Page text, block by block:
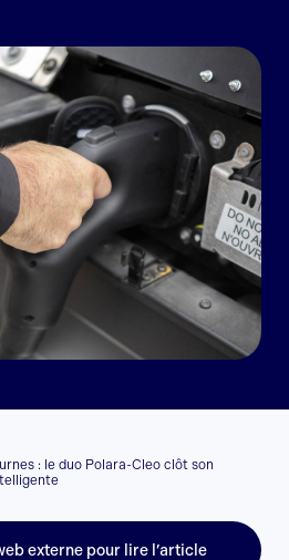
: le duo Polara-Cleo clôt son
externe pour lire l’article